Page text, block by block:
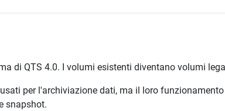
di QTS 4.0. I volumi esistenti diventano volumi
usati per l'archiviazione dati, ma il loro
snapshot.